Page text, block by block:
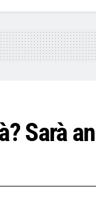
Sarà